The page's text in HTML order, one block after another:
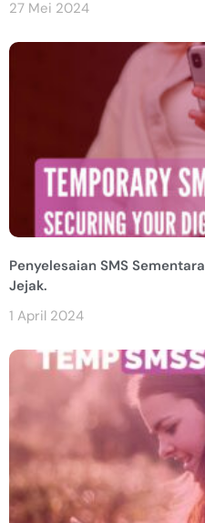
27 Mei 2024
Penyelesaian SMS
Jejak.
1 April 2024